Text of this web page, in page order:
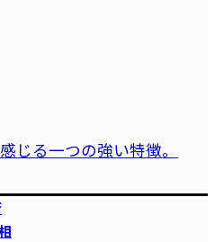
じる一つの強い特徴。